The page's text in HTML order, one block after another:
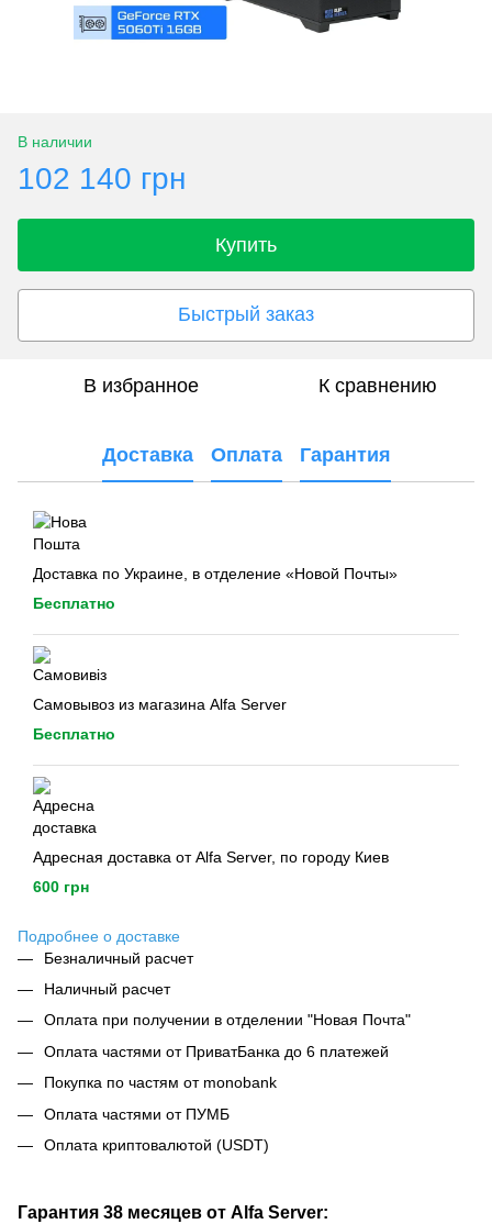
В наличии
102 140 грн
Купить
Быстрый заказ
В избранное К сравнению
Доставка Оплата Гарантия
Доставка по Украине, в отделение «Новой Почты»
Бесплатно
Самовывоз из магазина Alfa Server
Бесплатно
Адресная доставка от Alfa Server, по городу Киев
600 грн
Подробнее о доставке
Безналичный расчет
Наличный расчет
Оплата при получении в отделении "Новая Почта"
Оплата частями от ПриватБанка до 6 платежей
Покупка по частям от monobank
Оплата частями от ПУМБ
Оплата криптовалютой (USDT)
Гарантия 38 месяцев от Alfa Server: